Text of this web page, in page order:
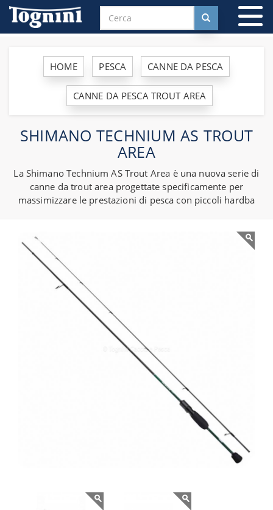
HOME PESCA CANNE DA PESCA
CANNE DA PESCA TROUT AREA
SHIMANO TECHNIUM AS TROUT
AREA
La Shimano Technium AS Trout Area è una nuova serie di
canne da trout area progettate specificamente per
massimizzare le prestazioni di pesca con piccoli hardba